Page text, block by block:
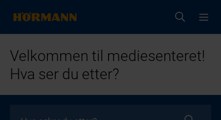
Velkommen til mediesenteret!
Hva ser du etter?